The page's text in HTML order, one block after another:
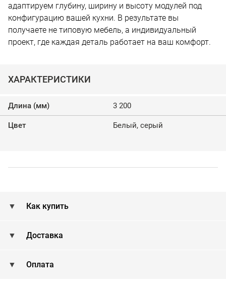
адаптируем глубину, ширину и высоту модулей под
конфигурацию вашей кухни. В результате вы
получаете не типовую мебель, а индивидуальный
проект, где каждая деталь работает на ваш комфорт.
ХАРАКТЕРИСТИКИ
Длина (мм) 3 200
Цвет Белый, серый
Как купить
Доставка
Оплата